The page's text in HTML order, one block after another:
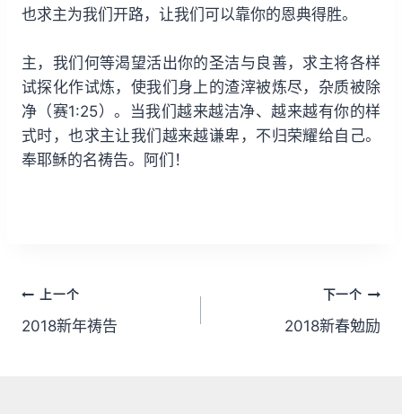
也求主为我们开路，让我们可以靠你的恩典得胜。
主，我们何等渴望活出你的圣洁与良善，求主将各样
试探化作试炼，使我们身上的渣滓被炼尽，杂质被除
净（赛1:25）。当我们越来越洁净、越来越有你的样
式时，也求主让我们越来越谦卑，不归荣耀给自己。
奉耶稣的名祷告。阿们！
文
章
上一个
2018新年祷告
下一个
2018新春勉励